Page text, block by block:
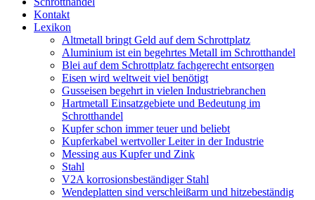
Kontakt
Lexikon
Altmetall bringt Geld auf dem Schrottplatz
Aluminium ist ein begehrtes Metall im Schrotthandel
Blei auf dem Schrottplatz fachgerecht entsorgen
Eisen wird weltweit viel benötigt
Gusseisen begehrt in vielen Industriebranchen
Hartmetall Einsatzgebiete und Bedeutung im
Schrotthandel
Kupfer schon immer teuer und beliebt
Kupferkabel wertvoller Leiter in der Industrie
Messing aus Kupfer und Zink
Stahl
V2A korrosionsbeständiger Stahl
Wendeplatten sind verschleißarm und hitzebeständig